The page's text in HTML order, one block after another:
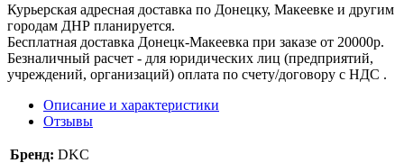
Курьерская адресная доставка по Донецку, Макеевке и другим
городам ДНР планируется.
Бесплатная доставка Донецк-Макеевка при заказе от 20000р.
Безналичный расчет - для юридических лиц (предприятий,
учреждений, организаций) оплата по счету/договору с НДС .
Описание и характеристики
Отзывы
Бренд: DKC